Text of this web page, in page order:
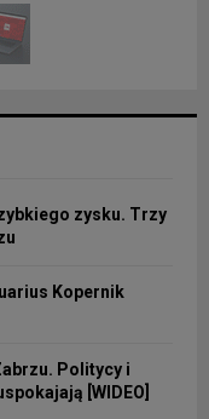
zysku. Trzy
Kopernik
Politycy i
[WIDEO]